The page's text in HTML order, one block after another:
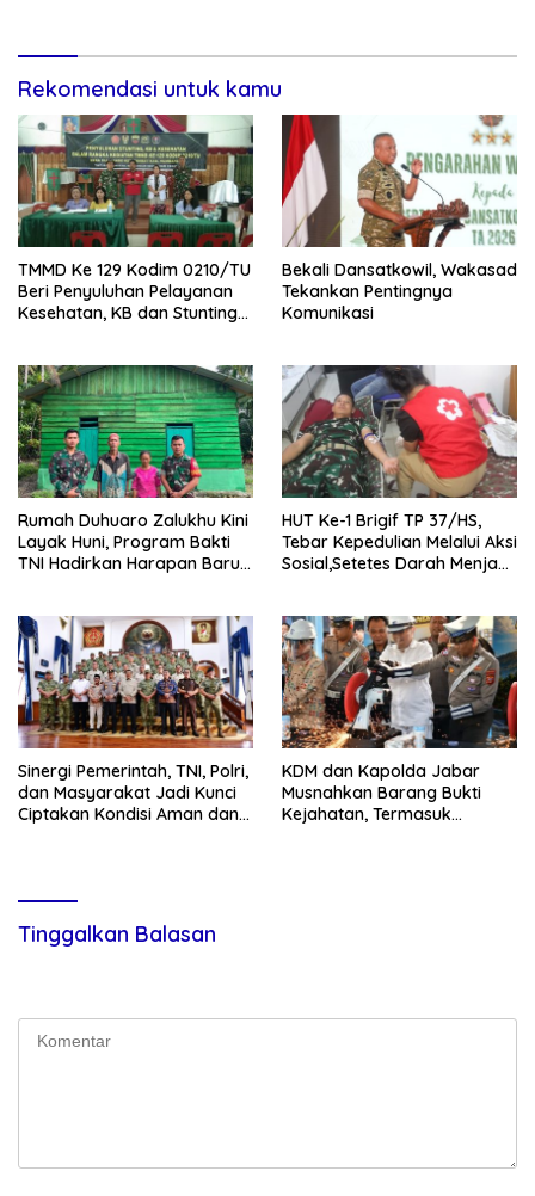
Rekomendasi untuk kamu
TMMD Ke 129 Kodim 0210/TU
Beri Penyuluhan Pelayanan
Kesehatan, KB dan Stunting
Bekali Dansatkowil, Wakasad
Tekankan Pentingnya
Komunikasi
Rumah Duhuaro Zalukhu Kini
Layak Huni, Program Bakti
TNI Hadirkan Harapan Baru
HUT Ke-1 Brigif TP 37/HS,
Tebar Kepedulian Melalui Aksi
Sosial,Setetes Darah Menjadi
Sinergi Pemerintah, TNI, Polri,
dan Masyarakat Jadi Kunci
Ciptakan Kondisi Aman dan
KDM dan Kapolda Jabar
Musnahkan Barang Bukti
Kejahatan, Termasuk
Tinggalkan Balasan